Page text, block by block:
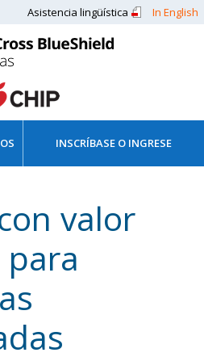
Asistencia lingüística In English
INSCRÍBASE O INGRESE
valor